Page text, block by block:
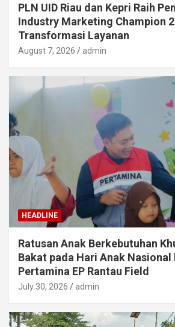
PLN UID Riau dan Kepri Raih
Industry Marketing Champion
Transformasi Layanan
August 7, 2026 admin
HEADLINE
Ratusan Anak Berkebutuhan
Bakat pada Hari Anak Nasional
Pertamina EP Rantau Field
July 30, 2026 admin